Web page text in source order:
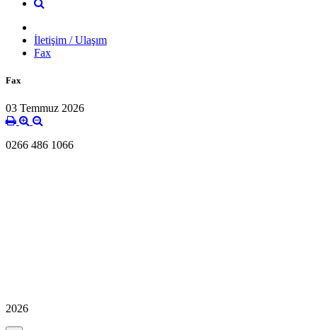
İletişim / Ulaşım
Fax
Fax
03 Temmuz 2026
0266 486 1066
2026